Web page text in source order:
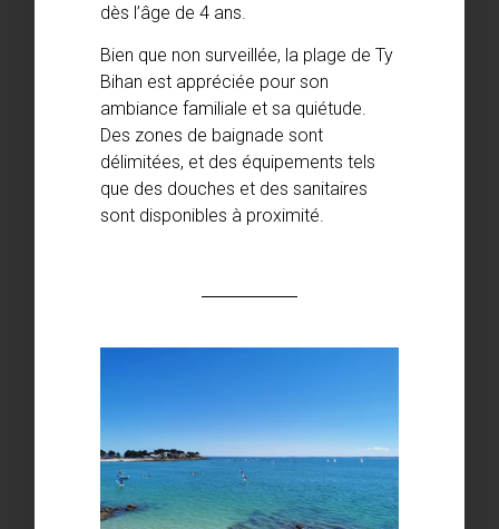
dès l’âge de 4 ans.
Bien que non surveillée, la plage de Ty
Bihan est appréciée pour son
ambiance familiale et sa quiétude.
Des zones de baignade sont
délimitées, et des équipements tels
que des douches et des sanitaires
sont disponibles à proximité.